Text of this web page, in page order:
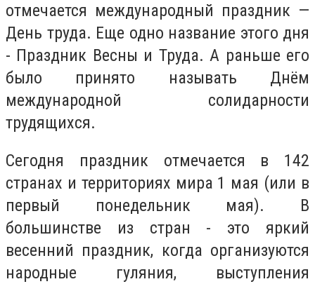
отмечается международный праздник —
День труда. Еще одно название этого дня
- Праздник Весны и Труда. А раньше его
было принято называть Днём
международной солидарности
трудящихся.
Сегодня праздник отмечается в 142
странах и территориях мира 1 мая (или в
первый понедельник мая). В
большинстве из стран - это яркий
весенний праздник, когда организуются
народные гуляния, выступления